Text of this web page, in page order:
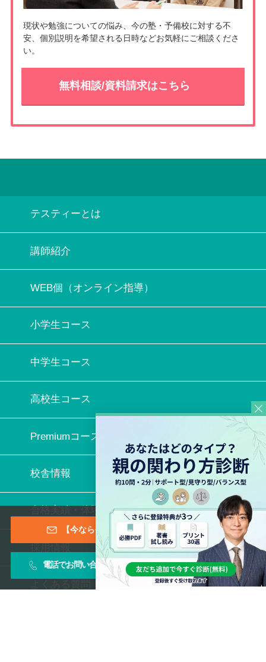
現状や勉強についての悩み、今の塾・予備校に対する不
安、個別説明を希望される日時などお気軽にご相談くださ
い。
無料相談/資料請求はこちら
【今なら登録特典あり！】メールマガジン
電話でお問い合わせ お問い合わせフォーム
テスティーとは
講師紹介
WEB個（オンライン指導）
小学生コース
中学生コース
高校生コース
Premiumコース
校舎情報
合格実績・体験記
採用情報
よくある質問